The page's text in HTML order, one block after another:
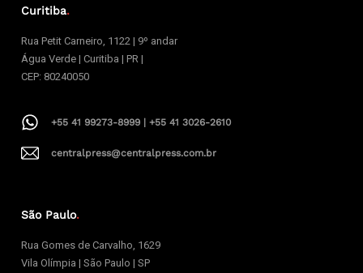
Curitiba.
Rua Petit Carneiro, 1122 | 9º andar
Água Verde | Curitiba | PR |
CEP: 80240050
+55 41 99273-8999 | +55 41 3026-2610
centralpress@centralpress.com.br
São Paulo.
Rua Gomes de Carvalho, 1629
Vila Olímpia | São Paulo | SP